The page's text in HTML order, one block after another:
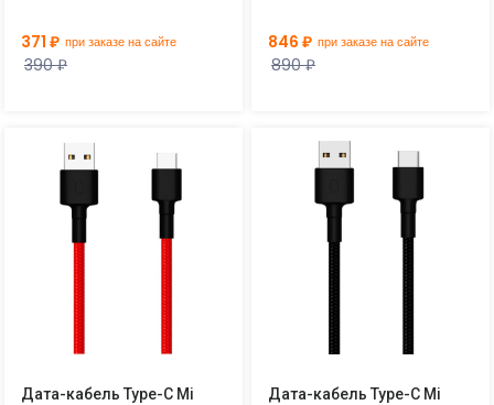
371 ₽ при заказе на сайте
390 ₽
846 ₽ при заказе на сайте
890 ₽
Дата-кабель Type-С Mi
Дата-кабель Type-С Mi